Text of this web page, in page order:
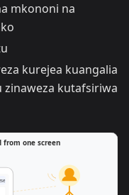
mkononi na
kurejea kuangalia
zinaweza kutafsiriwa